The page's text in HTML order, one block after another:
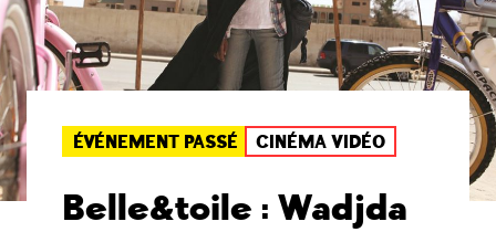
ÉVÉNEMENT PASSÉ CINÉMA VIDÉO
Belle&toile : Wadjda